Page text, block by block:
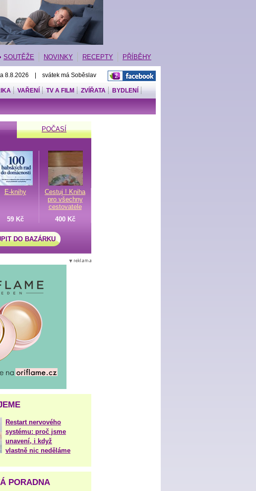
SOUTĚŽE NOVINKY RECEPTY PŘÍBĚHY
8.8.2026 | svátek má Soběslav
VAŘENÍ TV A FILM ZVÍŘATA BYDLENÍ
POČASÍ
E-knihy
Cestuj ! Kniha
pro všechny
cestovatele
59 Kč 400 Kč
DO BAZÁRKU
Restart nervového
systému: proč jsme
unavení, i když
vlastně nic neděláme
PORADNA